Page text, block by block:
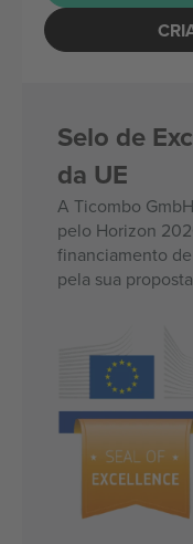
Selo de
da UE
A Ticombo
pelo Horizon
financiamento
pela sua